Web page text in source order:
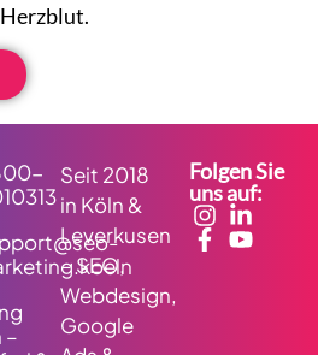
–
Seit 2018
in Köln &
Leverkusen
– SEO,
Webdesign,
Google
Folgen Sie
uns auf: